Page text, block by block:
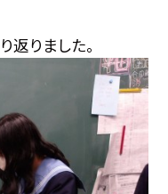
りました。